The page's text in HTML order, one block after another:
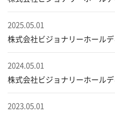
2025.05.01
株式会社ビジョナリーホール
2024.05.01
株式会社ビジョナリーホール
2023.05.01